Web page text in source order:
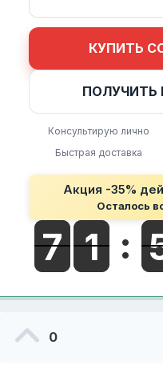
КУПИТЬ
ПОЛУЧИТЬ
Консультирую лично
Быстрая доставка
Акция -35%
Осталось
0